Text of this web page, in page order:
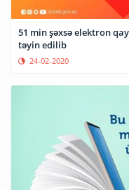
51 min şəxsə elektron
təyin edilib
24-02-2020